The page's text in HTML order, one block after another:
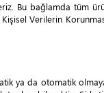
Bu bağlamda tüm
Verilerin
ya da otomatik